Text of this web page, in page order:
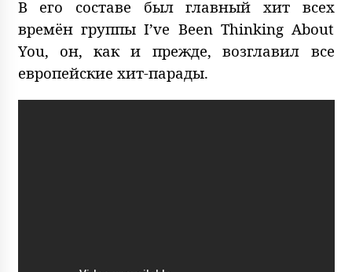
В его составе был главный хит всех
времён группы I’ve Been Thinking About
You, он, как и прежде, возглавил все
европейские хит-парады.